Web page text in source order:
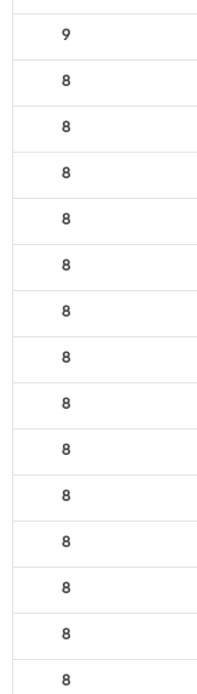
9
8
8
8
8
8
8
8
8
8
8
8
8
8
8